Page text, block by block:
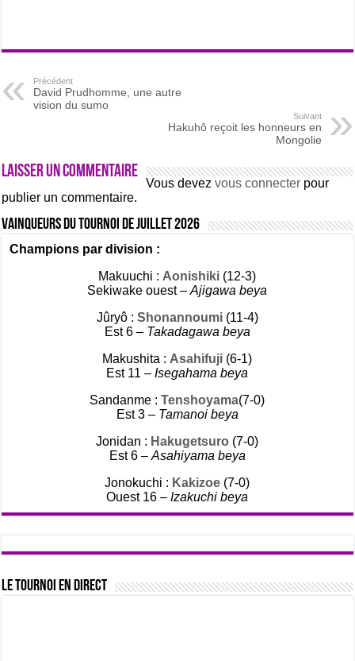
Précédent
David Prudhomme, une autre
vision du sumo
Suivant
Hakuhô reçoit les honneurs en
Mongolie
Laisser un commentaire
Vous devezvous connecter pour
publier un commentaire.
Vainqueurs du tournoi de Juillet 2026
Champions par division :
Makuuchi : Aonishiki (12-3)
Sekiwake ouest –Ajigawa beya
Jûryô : Shonannoumi (11-4)
Est 6 – Takadagawa beya
Makushita : Asahifuji (6-1)
Est 11 –Isegahama beya
Sandanme :Tenshoyama(7-0)
Est 3 – Tamanoi beya
Jonidan : Hakugetsuro (7-0)
Est 6 – Asahiyama beya
Jonokuchi : Kakizoe (7-0)
Ouest 16 –Izakuchi beya
Le tournoi en direct